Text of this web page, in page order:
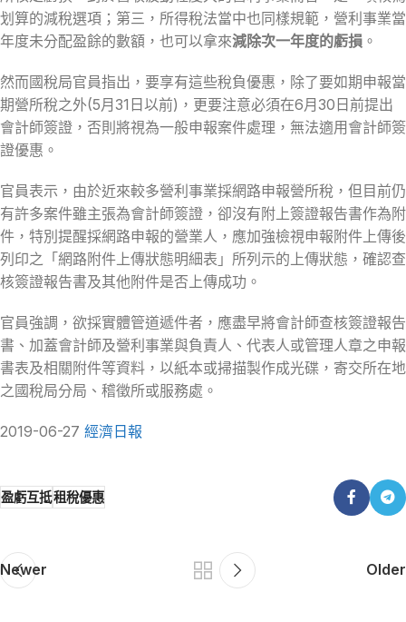
划算的減稅選項；第三，所得稅法當中也同樣規範，營利事業當
年度未分配盈餘的數額，也可以拿來減除次一年度的虧損 。
然而國稅局官員指出，要享有這些稅負優惠，除了要如期申報當
期營所稅之外(5月31日以前)，更要注意必須在6月30日前提出
會計師簽證，否則將視為一般申報案件處理，無法適用會計師簽
證優惠。
官員表示，由於近來較多營利事業採網路申報營所稅，但目前仍
有許多案件雖主張為會計師簽證，卻沒有附上簽證報告書作為附
件，特別提醒採網路申報的營業人，應加強檢視申報附件上傳後
列印之「網路附件上傳狀態明細表」所列示的上傳狀態，確認查
核簽證報告書及其他附件是否上傳成功。
官員強調，欲採實體管道遞件者，應盡早將會計師查核簽證報告
書、加蓋會計師及營利事業與負責人、代表人或管理人章之申報
書表及相關附件等資料，以紙本或掃描製作成光碟，寄交所在地
之國稅局分局、稽徵所或服務處。
2019-06-27 經濟日報
盈虧互抵租稅優惠
Newer Older